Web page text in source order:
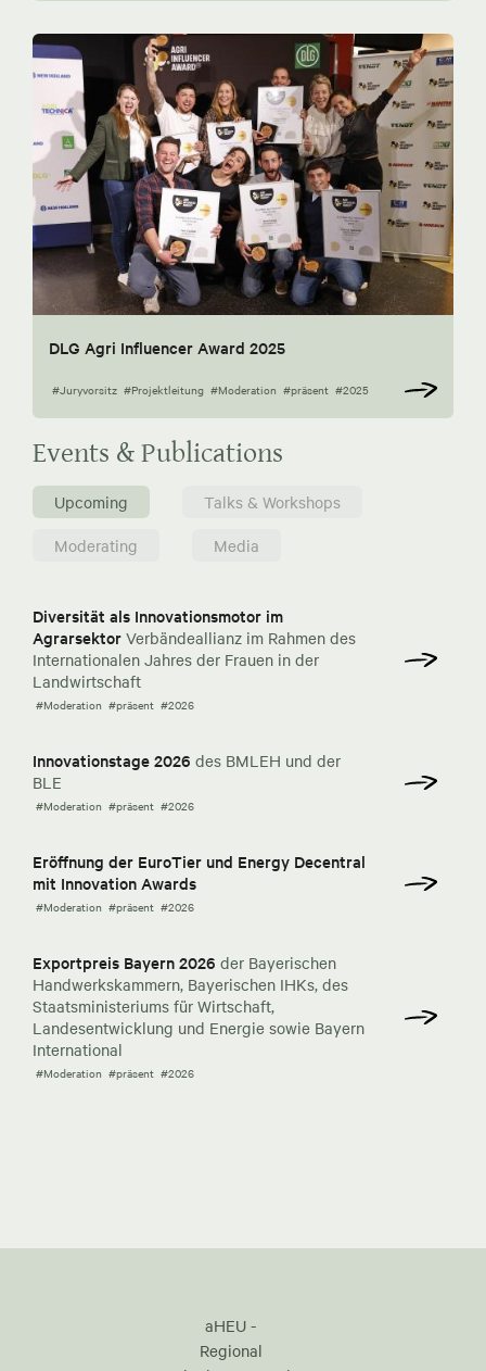
DLG Agri Influencer Award 2025
#Juryvorsitz #Projektleitung #Moderation #präsent #2025
Events & Publications
Upcoming
Talks & Workshops
Moderating
Media
Diversität als Innovationsmotor im
Agrarsektor Verbändeallianz im Rahmen des
Internationalen Jahres der Frauen in der
Landwirtschaft
#Moderation #präsent #2026
Innovationstage 2026 des BMLEH und der
BLE
#Moderation #präsent #2026
Eröffnung der EuroTier und Energy Decentral
mit Innovation Awards
#Moderation #präsent #2026
Exportpreis Bayern 2026 der Bayerischen
Handwerkskammern, Bayerischen IHKs, des
Staatsministeriums für Wirtschaft,
Landesentwicklung und Energie sowie Bayern
International
#Moderation #präsent #2026
aHEU -
Regional